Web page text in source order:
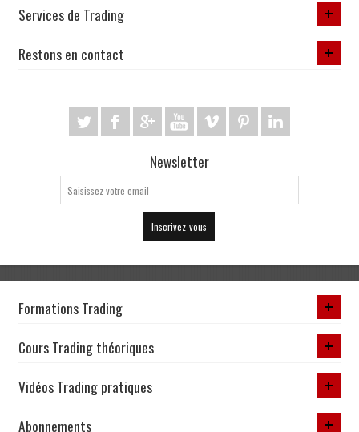
Services de Trading
Restons en contact
Newsletter
Inscrivez-vous
Formations Trading
Cours Trading théoriques
Vidéos Trading pratiques
Abonnements